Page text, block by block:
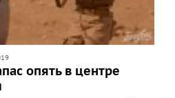
опять в центре